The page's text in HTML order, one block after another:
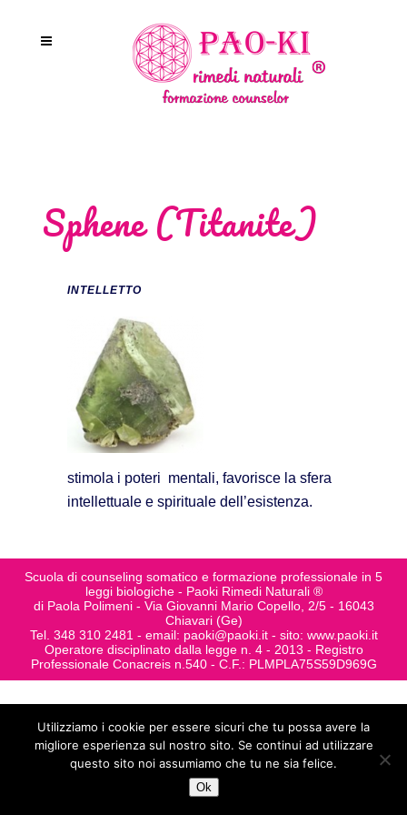
Sphene (Titanite)
INTELLETTO
stimola i poteri mentali, favorisce la sfera
intellettuale e spirituale dell’esistenza.
Scuola di counseling somatico e formazione professionale in 5
leggi biologiche - Paoki Rimedi Naturali ®
di Paola Polimeni - Via Giovanni Mario Copello, 2/5 - 16043
Chiavari (Ge)
Tel. 348 310 2481 - email: paoki@paoki.it - sito: www.paoki.it
Operatore disciplinato dalla legge n. 4 - 2013 - Registro
Professionale Conacreis n.540 - C.F.: PLMPLA75S59D969G
Utilizziamo i cookie per essere sicuri che tu possa avere la
migliore esperienza sul nostro sito. Se continui ad utilizzare
questo sito noi assumiamo che tu ne sia felice.
Ok